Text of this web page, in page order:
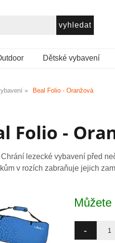
Dětské vybavení
Beal Folio - Oranžová
Folio -
lezecké vybavení před
v rozích zabraňuje jejich